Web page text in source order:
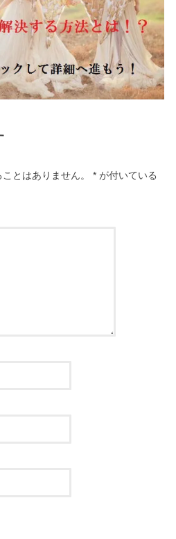
とはありません。 * が付いている